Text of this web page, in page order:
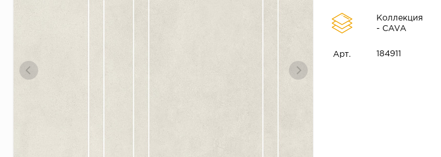
Коллекция
- CAVA
Арт. 184911